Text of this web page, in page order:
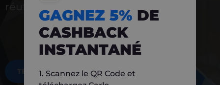
réutiliser
TÉLÉCHARGEZ MAINTENANT
GAGNEZ 5% DE
CASHBACK
INSTANTANÉ
1. Scannez le QR Code et